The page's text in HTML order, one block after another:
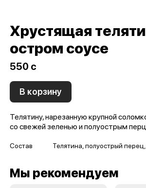
Хрустящая
остром соусе
550 c
В корзину
Телятину, нарезанную крупной
со свежей зеленью и полуострым
Состав Телятина, полуострый
Мы рекомендуем